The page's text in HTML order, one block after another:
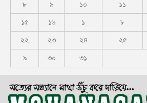
৮ ৯ ১০ ১১
১৫ ১৬ ১ ৮
২২ ২৩ ২৪ ২৫
৯ ৩০ ৩১